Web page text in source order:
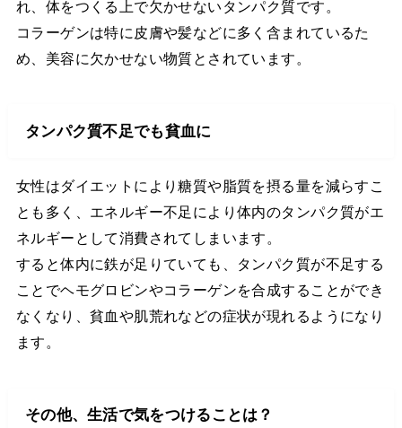
れ、体をつくる上で欠かせないタンパク質です。
コラーゲンは特に皮膚や髪などに多く含まれているた
め、美容に欠かせない物質とされています。
タンパク質不足でも貧血に
女性はダイエットにより糖質や脂質を摂る量を減らすこ
とも多く、エネルギー不足により体内のタンパク質がエ
ネルギーとして消費されてしまいます。
すると体内に鉄が足りていても、タンパク質が不足する
ことでヘモグロビンやコラーゲンを合成することができ
なくなり、貧血や肌荒れなどの症状が現れるようになり
ます。
その他、生活で気をつけることは？